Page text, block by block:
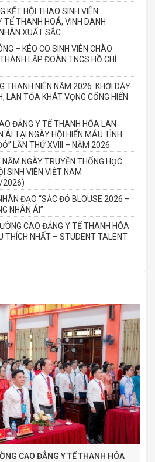
KẾT HỘI THAO SINH VIÊN
TẾ THANH HOÁ, VINH DANH
XUẤT SẮC
– KÉO CO SINH VIÊN CHÀO
LẬP ĐOÀN TNCS HỒ CHÍ
THANH NIÊN NĂM 2026: KHƠI DẬY
LAN TỎA KHÁT VỌNG CỐNG HIẾN
ĐẲNG Y TẾ THANH HÓA LAN
ÁI TẠI NGÀY HỘI HIẾN MÁU TÌNH
LẦN THỨ XVIII – NĂM 2026
NGÀY TRUYỀN THỐNG HỌC
SINH VIÊN VIỆT NAM
ĐẠO “SẮC ĐỎ BLOUSE 2026 –
NHÂN ÁI”
CAO ĐẲNG Y TẾ THANH HÓA
THÍCH NHẤT – STUDENT TALENT
CAO ĐẲNG Y TẾ THANH HÓA